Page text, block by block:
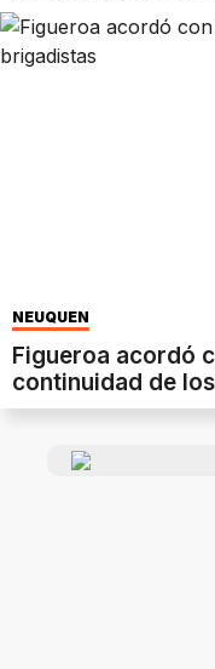
NEUQUÉN
Figueroa acordó
continuidad de